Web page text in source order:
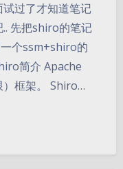
过了才知道笔记
.. 先把shiro的笔记
个ssm+shiro的
简介 Apache
）框架。 Shiro…